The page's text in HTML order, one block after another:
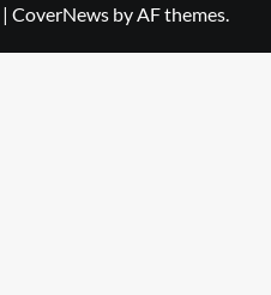
| CoverNewsby AF themes.